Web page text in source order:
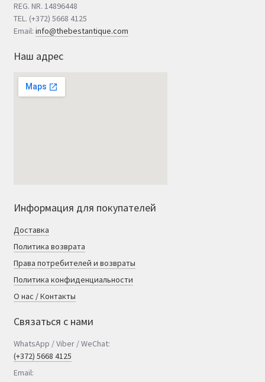
REG. NR. 14896448
TEL. (+372) 5668 4125
Email: info@thebestantique.com
Наш адрес
Информация для покупателей
Доставка
Политика возврата
Права потребителей и возвраты
Политика конфиденциальности
О нас / Контакты
Связаться с нами
WhatsApp / Viber / WeChat:
(+372) 5668 4125
Email: